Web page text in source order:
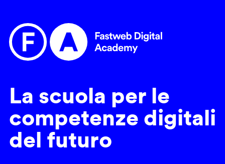
La scuola per le
competenze digitali
del futuro